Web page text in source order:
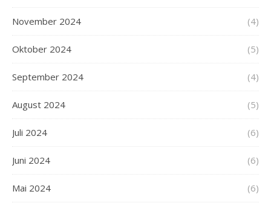
November 2024 (4)
Oktober 2024 (5)
September 2024 (4)
August 2024 (5)
Juli 2024 (6)
Juni 2024 (6)
Mai 2024 (6)